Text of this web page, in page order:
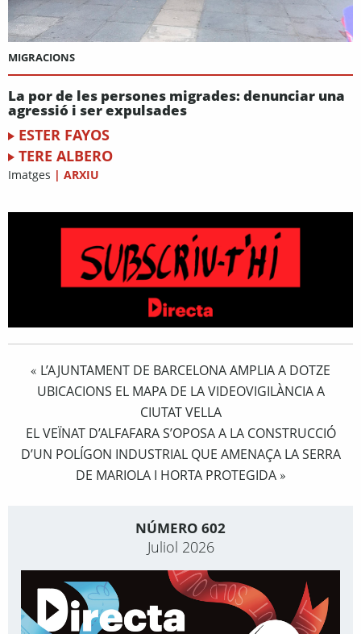
MIGRACIONS
La por de les persones migrades: denunciar una
agressió i ser expulsades
ESTER FAYOS
TERE ALBERO
Imatges | ARXIU
« L’AJUNTAMENT DE BARCELONA AMPLIA A DOTZE
UBICACIONS EL MAPA DE LA VIDEOVIGILÀNCIA A
CIUTAT VELLA
EL VEÏNAT D’ALFAFARA S’OPOSA A LA CONSTRUCCIÓ
D’UN POLÍGON INDUSTRIAL QUE AMENAÇA LA SERRA
DE MARIOLA I HORTA PROTEGIDA»
NÚMERO 602
Juliol 2026